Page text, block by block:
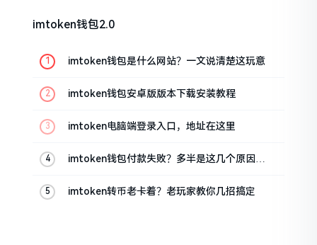
imtoken钱包2.0
imtoken钱包是什么网站？一文说清楚这玩意
imtoken钱包安卓版版本下载安装教程
imtoken电脑端登录入口，地址在这里
imtoken钱包付款失败？多半是这几个原因闹
imtoken转币老卡着？老玩家教你几招搞定